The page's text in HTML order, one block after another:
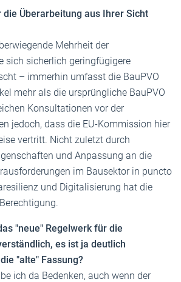
die Überarbeitung aus Ihrer Sicht
Mehrheit der
sich sicherlich geringfügigere
– immerhin umfasst die BauPVO
mehr als die ursprüngliche BauPVO
Konsultationen vor der
jedoch, dass die EU-Kommission hier
vertritt. Nicht zuletzt durch
und Anpassung an die
im Bausektor in puncto
und Digitalisierung hat die
"neue" Regelwerk für die
es ist ja deutlich
"alte" Fassung?
ich da Bedenken, auch wenn der